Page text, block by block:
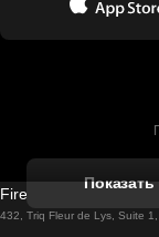
Firebird GT Limited
432, Triq Fleur de Lys, Suite